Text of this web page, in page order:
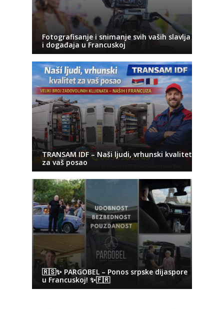
Fotografisanje i snimanje svih vaših slavlja
i događaja u Francuskoj
TRANSAM IDF – Naši ljudi, vrhunski kvalitet
za vaš posao
🇷🇸✨ PARGOBEL – Ponos srpske dijaspore
u Francuskoj! ✨🇫🇷